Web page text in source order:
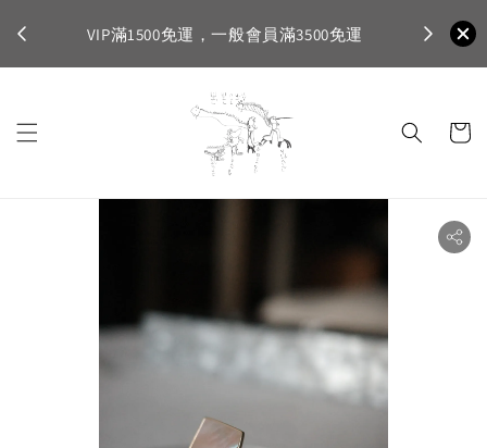
VIP滿1500免運，一般會員滿3500免運
首購登入